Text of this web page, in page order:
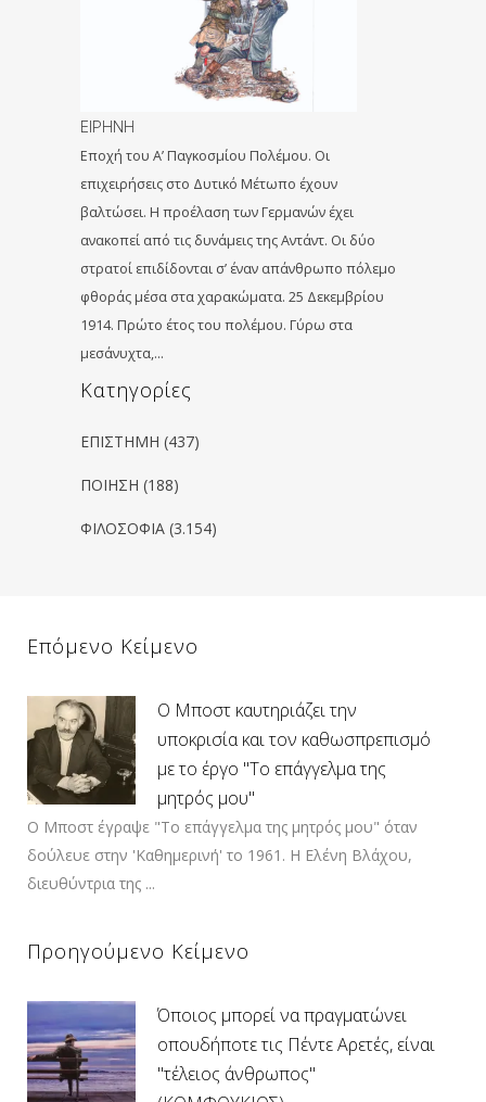
ΕΙΡΗΝΗ
Εποχή του Α’ Παγκοσμίου Πολέμου. Οι
επιχειρήσεις στο Δυτικό Μέτωπο έχουν
βαλτώσει. Η προέλαση των Γερμανών έχει
ανακοπεί από τις δυνάμεις της Αντάντ. Οι δύο
στρατοί επιδίδονται σ’ έναν απάνθρωπο πόλεμο
φθοράς μέσα στα χαρακώματα. 25 Δεκεμβρίου
1914. Πρώτο έτος του πολέμου. Γύρω στα
μεσάνυχτα,…
Kατηγορίες
ΕΠΙΣΤΗΜΗ (437)
ΠΟΙΗΣΗ (188)
ΦΙΛΟΣΟΦΙΑ (3.154)
Επόμενο Κείμενο
Ο Μποστ καυτηριάζει την
υποκρισία και τον καθωσπρεπισμό
με το έργο "Το επάγγελμα της
μητρός μου"
Ο Μποστ έγραψε "Το επάγγελμα της μητρός μου" όταν
δούλευε στην 'Καθημερινή' το 1961. Η Ελένη Βλάχου,
διευθύντρια της ...
Προηγούμενο Κείμενο
Όποιος μπορεί να πραγματώνει
οπουδήποτε τις Πέντε Αρετές, είναι
"τέλειος άνθρωπος"